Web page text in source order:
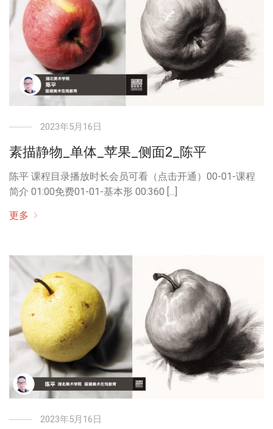
2023年5月16日
素描静物_单体_苹果_侧面2_陈平
陈平 课程目录播放时长会员可看（点击开通）00-01-课程
简介 01:00免费01-01-基本形 00:360 [...]
更多
2023年5月16日